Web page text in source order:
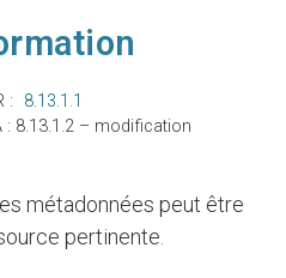
: 8.13.1.1
pertinente.